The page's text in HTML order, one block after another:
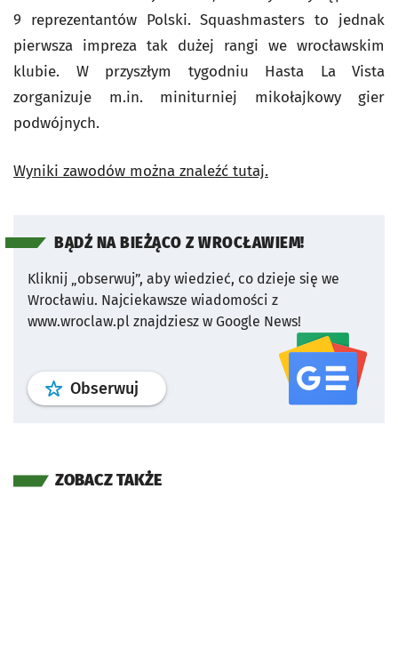
9 reprezentantów Polski. Squashmasters to jednak
pierwsza impreza tak dużej rangi we wrocławskim
klubie. W przyszłym tygodniu Hasta La Vista
zorganizuje m.in. miniturniej mikołajkowy gier
podwójnych.
Wyniki zawodów można znaleźć tutaj.
BĄDŹ NA BIEŻĄCO Z WROCŁAWIEM!
Kliknij „obserwuj”, aby wiedzieć, co dzieje się we
Wrocławiu. Najciekawsze wiadomości z
www.wroclaw.pl znajdziesz w Google News!
Obserwuj profil serwisu
ZOBACZ TAKŻE